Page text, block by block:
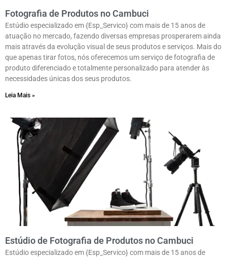
Fotografia de Produtos no Cambuci
Estúdio especializado em {Esp_Servico} com mais de 15 anos de
atuação no mercado, fazendo diversas empresas prosperarem ainda
mais através da evolução visual de seus produtos e serviços. Mais do
que apenas tirar fotos, nós oferecemos um serviço de fotografia de
produto diferenciado e totalmente personalizado para atender às
necessidades únicas dos seus produtos.
Leia Mais »
Estúdio de Fotografia de Produtos no Cambuci
Estúdio especializado em {Esp_Servico} com mais de 15 anos de